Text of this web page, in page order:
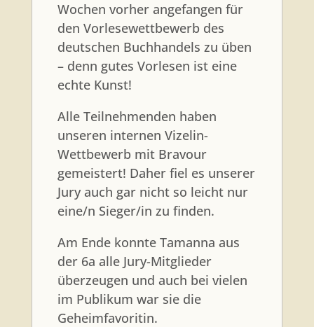
Wochen vorher angefangen für
den Vorlesewettbewerb des
deutschen Buchhandels zu üben
– denn gutes Vorlesen ist eine
echte Kunst!
Alle Teilnehmenden haben
unseren internen Vizelin-
Wettbewerb mit Bravour
gemeistert! Daher fiel es unserer
Jury auch gar nicht so leicht nur
eine/n Sieger/in zu finden.
Am Ende konnte Tamanna aus
der 6a alle Jury-Mitglieder
überzeugen und auch bei vielen
im Publikum war sie die
Geheimfavoritin.